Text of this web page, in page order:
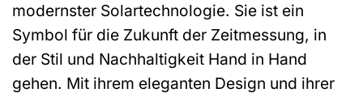
modernster Solartechnologie. Sie ist ein
Symbol für die Zukunft der Zeitmessung, in
der Stil und Nachhaltigkeit Hand in Hand
gehen. Mit ihrem eleganten Design und ihrer